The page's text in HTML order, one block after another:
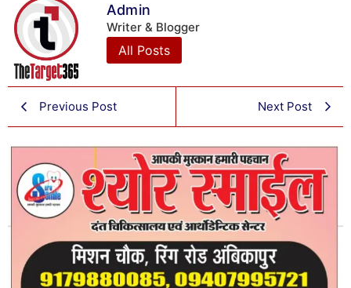
Admin
Writer & Blogger
All Posts
Previous Post Next Post